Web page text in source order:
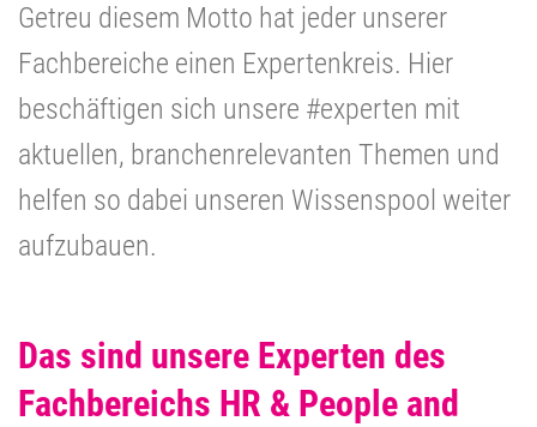
Getreu diesem Motto hat jeder unserer
Fachbereiche einen Expertenkreis. Hier
beschäftigen sich unsere #experten mit
aktuellen, branchenrelevanten Themen und
helfen so dabei unseren Wissenspool weiter
aufzubauen.
Das sind unsere Experten des
Fachbereichs HR & People and